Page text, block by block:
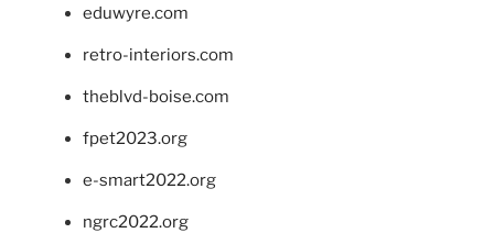
eduwyre.com
retro-interiors.com
theblvd-boise.com
fpet2023.org
e-smart2022.org
ngrc2022.org